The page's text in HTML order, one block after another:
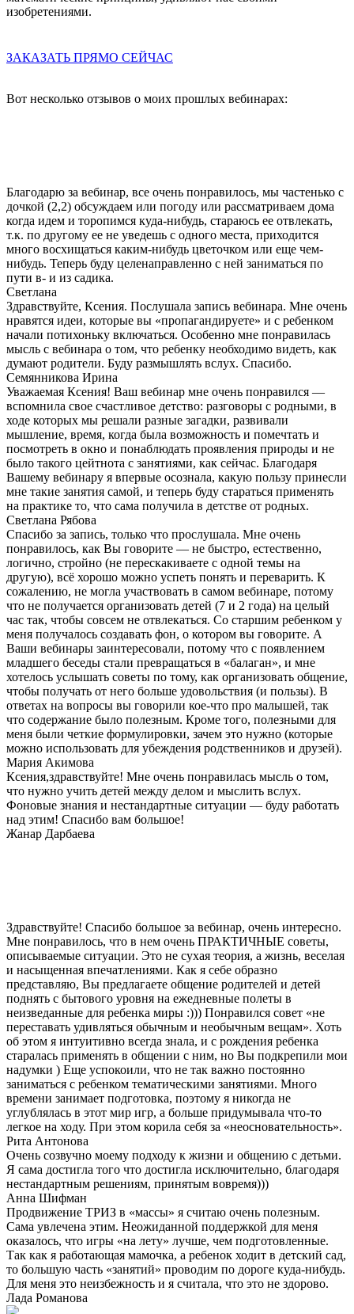
изобретениями.
ЗАКАЗАТЬ ПРЯМО СЕЙЧАС
Вот несколько отзывов о моих прошлых вебинарах:
Благодарю за вебинар, все очень понравилось, мы частенько с
дочкой (2,2) обсуждаем или погоду или рассматриваем дома
когда идем и торопимся куда-нибудь, стараюсь ее отвлекать,
т.к. по другому ее не уведешь с одного места, приходится
много восхищаться каким-нибудь цветочком или еще чем-
нибудь. Теперь буду целенаправленно с ней заниматься по
пути в- и из садика.
Светлана
Здравствуйте, Ксения. Послушала запись вебинара. Мне очень
нравятся идеи, которые вы «пропагандируете» и с ребенком
начали потихоньку включаться. Особенно мне понравилась
мысль с вебинара о том, что ребенку необходимо видеть, как
думают родители. Буду размышлять вслух. Спасибо.
Семянникова Ирина
Уважаемая Ксения! Ваш вебинар мне очень понравился —
вспомнила свое счастливое детство: разговоры с родными, в
ходе которых мы решали разные загадки, развивали
мышление, время, когда была возможность и помечтать и
посмотреть в окно и понаблюдать проявления природы и не
было такого цейтнота с занятиями, как сейчас. Благодаря
Вашему вебинару я впервые осознала, какую пользу принесли
мне такие занятия самой, и теперь буду стараться применять
на практике то, что сама получила в детстве от родных.
Светлана Рябова
Спасибо за запись, только что прослушала. Мне очень
понравилось, как Вы говорите — не быстро, естественно,
логично, стройно (не перескакиваете с одной темы на
другую), всё хорошо можно успеть понять и переварить. К
сожалению, не могла участвовать в самом вебинаре, потому
что не получается организовать детей (7 и 2 года) на целый
час так, чтобы совсем не отвлекаться. Со старшим ребенком у
меня получалось создавать фон, о котором вы говорите. А
Ваши вебинары заинтересовали, потому что с появлением
младшего беседы стали превращаться в «балаган», и мне
хотелось услышать советы по тому, как организовать общение,
чтобы получать от него больше удовольствия (и пользы). В
ответах на вопросы вы говорили кое-что про малышей, так
что содержание было полезным. Кроме того, полезными для
меня были четкие формулировки, зачем это нужно (которые
можно использовать для убеждения родственников и друзей).
Мария Акимова
Ксения,здравствуйте! Мне очень понравилась мысль о том,
что нужно учить детей между делом и мыслить вслух.
Фоновые знания и нестандартные ситуации — буду работать
над этим! Спасибо вам большое!
Жанар Дарбаева
Здравствуйте! Спасибо большое за вебинар, очень интересно.
Мне понравилось, что в нем очень ПРАКТИЧНЫЕ советы,
описываемые ситуации. Это не сухая теория, а жизнь, веселая
и насыщенная впечатлениями. Как я себе образно
представляю, Вы предлагаете общение родителей и детей
поднять с бытового уровня на ежедневные полеты в
неизведанные для ребенка миры :))) Понравился совет «не
переставать удивляться обычным и необычным вещам». Хоть
об этом я интуитивно всегда знала, и с рождения ребенка
старалась применять в общении с ним, но Вы подкрепили мои
надумки ) Еще успокоили, что не так важно постоянно
заниматься с ребенком тематическими занятиями. Много
времени занимает подготовка, поэтому я никогда не
углублялась в этот мир игр, а больше придумывала что-то
легкое на ходу. При этом корила себя за «неосновательность».
Рита Антонова
Очень созвучно моему подходу к жизни и общению с детьми.
Я сама достигла того что достигла исключительно, благодаря
нестандартным решениям, принятым вовремя)))
Анна Шифман
Продвижение ТРИЗ в «массы» я считаю очень полезным.
Сама увлечена этим. Неожиданной поддержкой для меня
оказалось, что игры «на лету» лучше, чем подготовленные.
Так как я работающая мамочка, а ребенок ходит в детский сад,
то большую часть «занятий» проводим по дороге куда-нибудь.
Для меня это неизбежность и я считала, что это не здорово.
Лада Романова